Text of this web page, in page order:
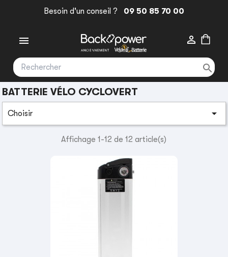
Besoin d'un conseil ? 09 50 85 70 00
 

BATTERIE VÉLO CYCLOVERT
Choisir 
Affichage 1-12 de 12 article(s)